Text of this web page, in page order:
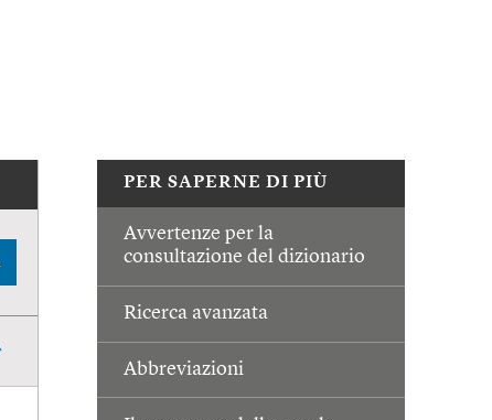
PER SAPERNE DI PIÙ
Avvertenze per la
consultazione del dizionario
Ricerca avanzata
Abbreviazioni